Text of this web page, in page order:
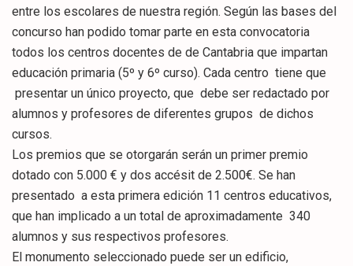
entre los escolares de nuestra región. Según las bases del
concurso han podido tomar parte en esta convocatoria
todos los centros docentes de de Cantabria que impartan
educación primaria (5º y 6º curso). Cada centro tiene que
presentar un único proyecto, que debe ser redactado por
alumnos y profesores de diferentes grupos de dichos
cursos.
Los premios que se otorgarán serán un primer premio
dotado con 5.000 € y dos accésit de 2.500€. Se han
presentado a esta primera edición 11 centros educativos,
que han implicado a un total de aproximadamente 340
alumnos y sus respectivos profesores.
El monumento seleccionado puede ser un edificio,